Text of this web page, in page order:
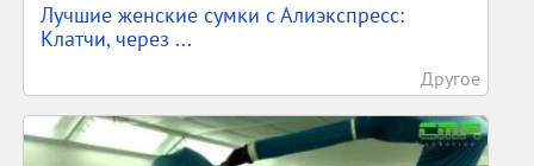
Лучшие женские сумки с Алиэкспресс:
Клатчи, через ...
Другое